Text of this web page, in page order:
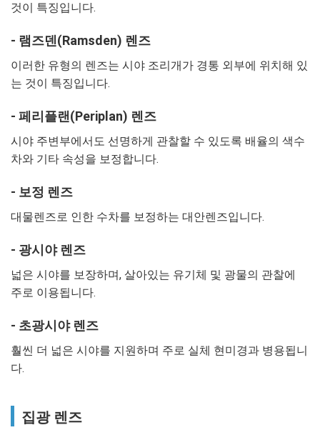
것이 특징입니다.
- 램즈덴(Ramsden) 렌즈
이러한 유형의 렌즈는 시야 조리개가 경통 외부에 위치해 있
는 것이 특징입니다.
- 페리플랜(Periplan) 렌즈
시야 주변부에서도 선명하게 관찰할 수 있도록 배율의 색수
차와 기타 속성을 보정합니다.
- 보정 렌즈
대물렌즈로 인한 수차를 보정하는 대안렌즈입니다.
- 광시야 렌즈
넓은 시야를 보장하며, 살아있는 유기체 및 광물의 관찰에
주로 이용됩니다.
- 초광시야 렌즈
훨씬 더 넓은 시야를 지원하며 주로 실체 현미경과 병용됩니
다.
집광 렌즈